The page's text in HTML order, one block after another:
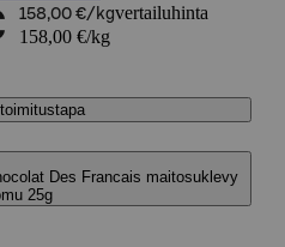
158,00 €/kgvertailuhinta
158,00 €/kg
Des Francais maitosuklevy
25g